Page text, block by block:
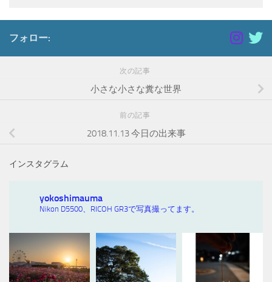
フォロー:
次の記事
小さな小さな糞な世界
前の記事
2018.11.13 今日の出来事
インスタグラム
yokoshimauma
Nikon D5500、RICOH GR3で写真撮ってます。